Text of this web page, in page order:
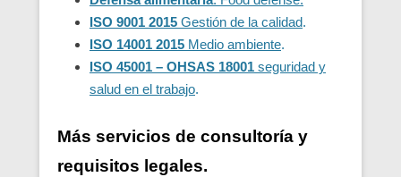
ISO 9001 2015 Gestión de la calidad.
ISO 14001 2015 Medio ambiente.
ISO 45001 – OHSAS 18001 seguridad y
salud en el trabajo.
Más servicios de consultoría y
requisitos legales.